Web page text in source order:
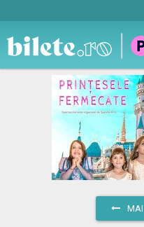
MAI